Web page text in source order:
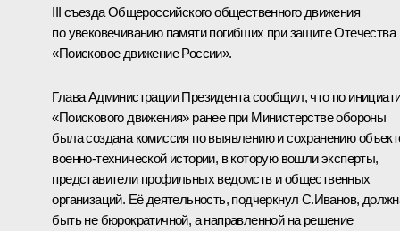
III съезда Общероссийского общественного движения
по увековечиванию памяти погибших при защите Отечества
«Поисковое движение России».
Глава Администрации Президента сообщил, что по
«Поискового движения» ранее при Министерстве обороны
была создана комиссия по выявлению и сохранению
военно-технической истории, в которую вошли эксперты,
представители профильных ведомств и общественных
организаций. Её деятельность, подчеркнул С.Иванов,
быть не бюрократичной, а направленной на решение